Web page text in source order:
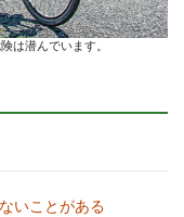
は潜んでいます。
いことがある